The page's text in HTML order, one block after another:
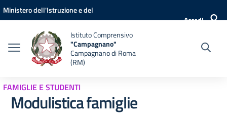
Vai ai contenuti
Vai al menu di navigazione
Vai al footer
Ministero dell'Istruzione e del
Accedi
Istituto Comprensivo
"Campagnano"
Campagnano di Roma
(RM)
FAMIGLIE E STUDENTI
Modulistica famiglie